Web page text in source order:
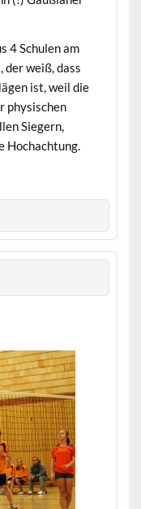
4 Schulen am
weiß, dass
ist, weil die
physischen
Siegern,
Hochachtung.